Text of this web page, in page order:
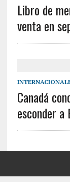
Libro de
venta en
Canadá
esconder a